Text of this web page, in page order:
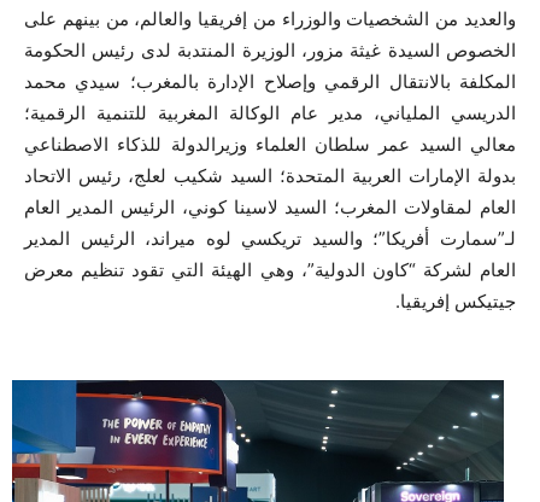
والعديد من الشخصيات والوزراء من إفريقيا والعالم، من بينهم على
الخصوص السيدة غيثة مزور، الوزيرة المنتدبة لدى رئيس الحكومة
المكلفة بالانتقال الرقمي وإصلاح الإدارة بالمغرب؛ سيدي محمد
الدريسي الملياني، مدير عام الوكالة المغربية للتنمية الرقمية؛
معالي السيد عمر سلطان العلماء وزيرالدولة للذكاء الاصطناعي
بدولة الإمارات العربية المتحدة؛ السيد شكيب لعلج، رئيس الاتحاد
العام لمقاولات المغرب؛ السيد لاسينا كوني، الرئيس المدير العام
لـ”سمارت أفريكا”؛ والسيد تريكسي لوه ميراند، الرئيس المدير
العام لشركة “كاون الدولية”، وهي الهيئة التي تقود تنظيم معرض
جيتيكس إفريقيا.